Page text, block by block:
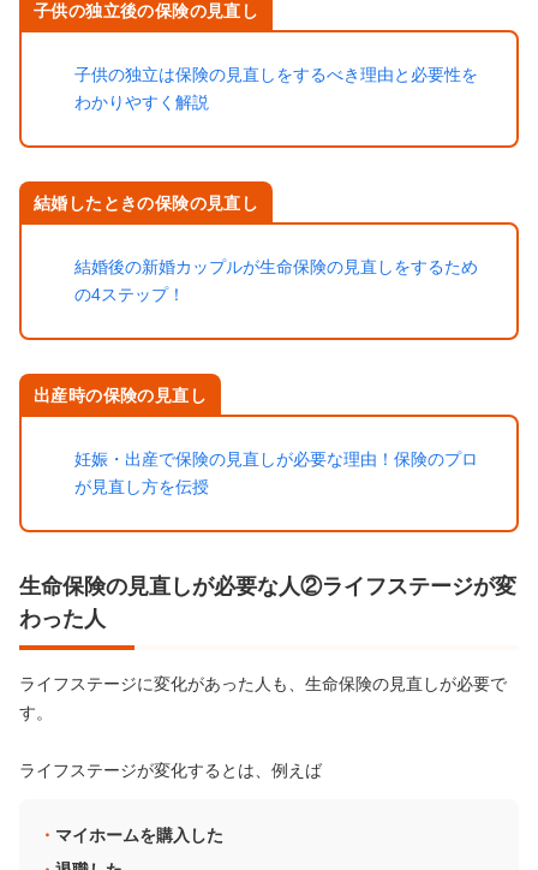
子供の独立後の保険の見直し
子供の独立は保険の見直しをするべき理由と必要性を
わかりやすく解説
結婚したときの保険の見直し
結婚後の新婚カップルが生命保険の見直しをするため
の4ステップ！
出産時の保険の見直し
妊娠・出産で保険の見直しが必要な理由！保険のプロ
が見直し方を伝授
生命保険の見直しが必要な人②ライフステージが変
わった人
ライフステージに変化があった人も、生命保険の見直しが必要で
す。
ライフステージが変化するとは、例えば
マイホームを購入した